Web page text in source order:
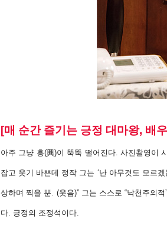
[매 순간 즐기는 긍정 대마왕, 배
아주 그냥 흥(興)이 뚝뚝 떨어진다. 사진촬영이
잡고 웃기 바쁜데 정작 그는 ‘난 아무것도 모르겠
상하며 찍을 뿐. (웃음)” 그는 스스로 “낙천주의
다. 긍정의 조정석이다.